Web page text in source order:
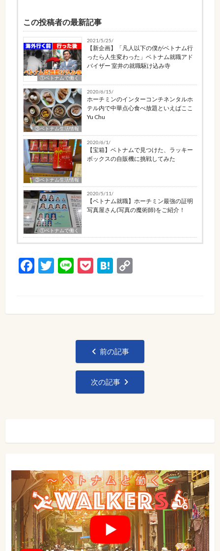
この投稿者の最新記事
①ベトナムで働く
2021/5/25/
【新企画】「凡人以下の僕がベトナム行
ったら人生変わった」ベトナム就職アド
バイザー 室井の就職駆け込み寺
③ベトナム生活情報
2020/6/15/
ホーチミンのインターコンチネンタルホ
テル内で中華点心食べ放題といえばここ
Yu Chu
③ベトナム生活情報
2020/6/1/
【宝箱】ベトナムで見つけた、ラッキー
ボックスの自販機に挑戦してみた
①ベトナムで働く
2020/5/11/
【ベトナム就職】ホーチミン最強の証明
写真屋さん(写真の魔術師)をご紹介！
Facebook
Twitter
LinePocketHatena
Copy
シ
ン
前の記事
次の記事